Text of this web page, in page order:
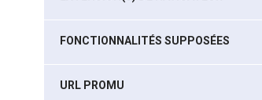
FONCTIONNALITÉS SUPPOSÉES
URL PROMU